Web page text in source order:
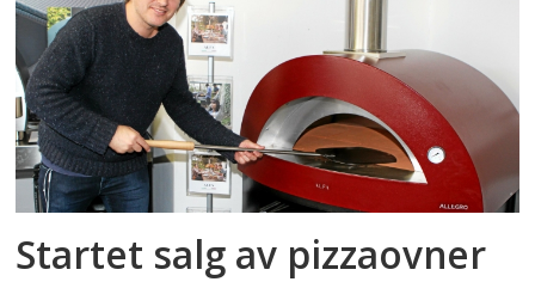
Startet salg av pizzaovner